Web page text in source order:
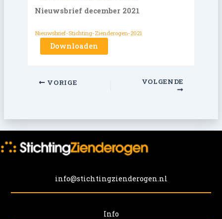
Nieuwsbrief december 2021
Nieuwsbrief-Stichting-Zienderogen-2021
Downloaden
VORIGE VOLGENDE
info@stichtingzienderogen.nl
Info